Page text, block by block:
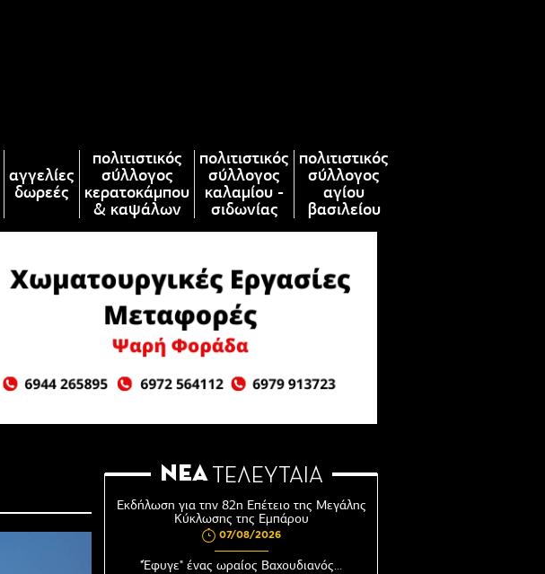
αγγελίες
δωρεές
πολιτιστικός
σύλλογος
κερατοκάμπου
& καψάλων
πολιτιστικός
σύλλογος
καλαμίου -
σιδωνίας
πολιτιστικός
σύλλογος
αγίου
βασιλείου
ΝΕΑ ΤΕΛΕΥΤΑΙΑ
Εκδήλωση για την 82η Επέτειο της Μεγάλης
Κύκλωσης της Εμπάρου
07/08/2026
"Έφυγε" ένας ωραίος Βαχουδιανός...